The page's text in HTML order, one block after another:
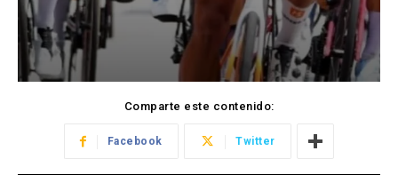
Comparte este contenido:
Facebook Twitter